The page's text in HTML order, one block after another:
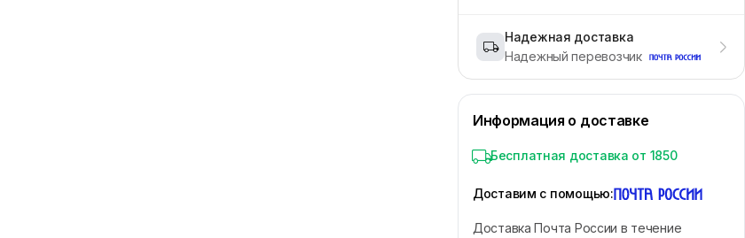
Надежная доставка
Надежный перевозчик
Информация о доставке
Бесплатная доставка от 1850
Доставим с помощью:
Доставка Почта России в течение